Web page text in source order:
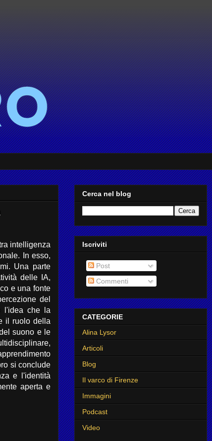
intelligenza
In esso,
Una parte
delle IA,
e una fonte
del
l'idea che la
il ruolo della
suono e le
si conclude
e l'identità
aperta e
Cerca nel blog
Iscriviti
Post
Commenti
CATEGORIE
Alina Lysor
Articoli
Blog
Il varco di Firenze
Immagini
Podcast
Video